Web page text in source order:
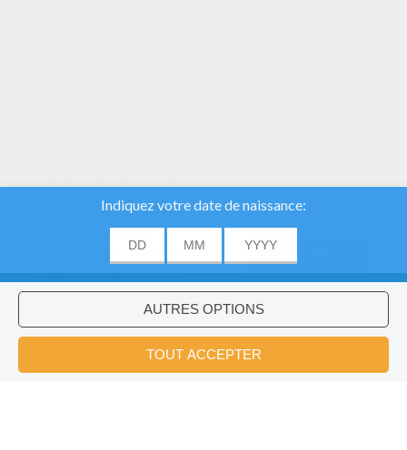
notre trafic et donner à
nos utilisateurs la
meilleure expérience
utilisateur. Nous
fournissons également
des informations sur
l'utilisation de notre site
à nos partenaires
publicitaires et
Voulez-vous installer l'application
Hellokids?
OK
×